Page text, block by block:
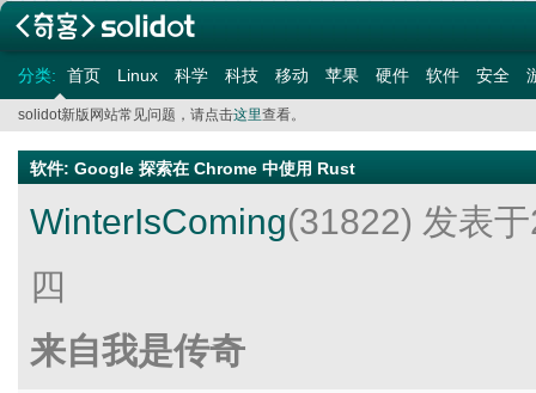
分类: 首页 Linux 科学 科技 移动 苹果 硬件 软件 安全
solidot新版网站常见问题，请点击这里查看。
软件: Google 探索在 Chrome 中使用 Rust
WinterIsComing(31822) 发表
四
来自我是传奇